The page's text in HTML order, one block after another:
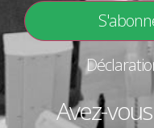
Avez-